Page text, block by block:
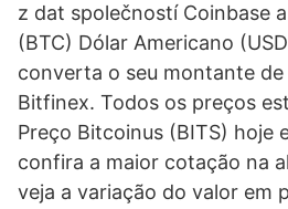
z dat společností Coinbase
(BTC) Dólar Americano
converta o seu montante de
Bitfinex. Todos os preços
Preço Bitcoinus (BITS) hoje
confira a maior cotação na
veja a variação do valor em